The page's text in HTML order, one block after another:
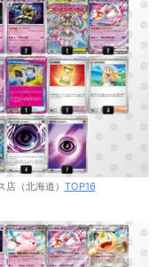
（北海道） TOP16